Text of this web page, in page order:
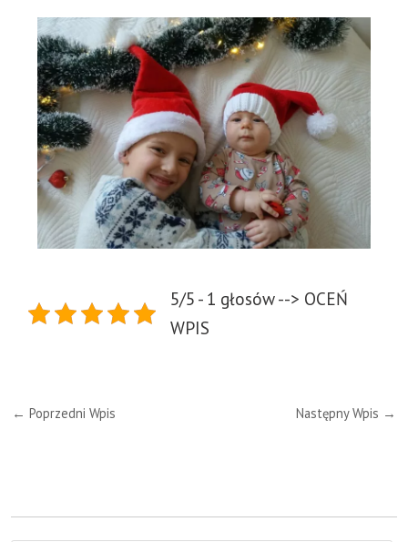
5/5 - 1 głosów --> OCEŃ
WPIS
← Poprzedni Wpis Następny Wpis →